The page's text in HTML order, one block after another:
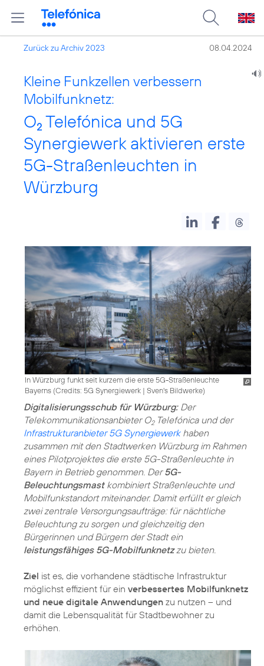
Zurück zu Archiv 2023 08.04.2024
Kleine Funkzellen verbessern
Mobilfunknetz:
O2 Telefónica und 5G
Synergiewerk aktivieren erste
5G-Straßenleuchten in
Würzburg
In Würzburg funkt seit kurzem die erste 5G-Straßenleuchte
Bayerns (Credits: 5G Synergiewerk | Sven's Bildwerke)
Digitalisierungsschub für Würzburg:Der
Telekommunikationsanbieter O2Telefónica und der
Infrastrukturanbieter 5G Synergiewerkhaben
zusammen mit den Stadtwerken Würzburg im Rahmen
eines Pilotprojektes die erste 5G-Straßenleuchte in
Bayern in Betrieb genommen. Der5G-
Beleuchtungsmastkombiniert Straßenleuchte und
Mobilfunkstandort miteinander. Damit erfüllt er gleich
zwei zentrale Versorgungsaufträge: für nächtliche
Beleuchtung zu sorgen und gleichzeitig den
Bürgerinnen und Bürgern der Stadt ein
leistungsfähiges 5G-Mobilfunknetzzu bieten.
Ziel ist es, die vorhandene städtische Infrastruktur
möglichst effizient für ein verbessertes Mobilfunknetz
und neue digitale Anwendungen zu nutzen – und
damit die Lebensqualität für Stadtbewohner zu
erhöhen.